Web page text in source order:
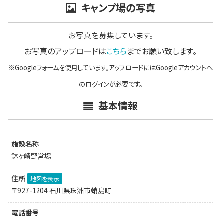
キャンプ場の写真
お写真を募集しています。
お写真のアップロードはこちらまでお願い致します。
※Googleフォームを使用しています。アップロードにはGoogleアカウントへ
のログインが必要です。
基本情報
施設名称
鉢ヶ崎野営場
住所 地図を表示
〒927-1204 石川県珠洲市蛸島町
電話番号